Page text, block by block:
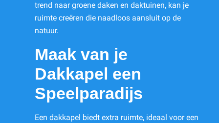
trend naar groene daken en daktuinen, kan je
ruimte creëren die naadloos aansluit op de
natuur.
Maak van je
Dakkapel een
Speelparadijs
Een dakkapel biedt extra ruimte, ideaal voor een